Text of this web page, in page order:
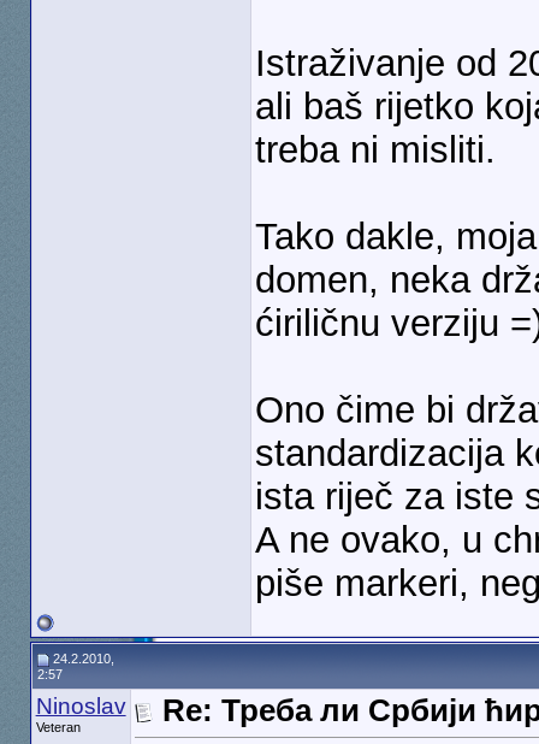
Istraživanje od
ali baš rijetko
treba ni misliti.
Tako dakle,
domen, neka
ćiriličnu verziju
Ono čime bi
standardizacija
ista riječ za iste
A ne ovako, u
piše markeri,
24.2.2010,
2:57
Ninoslav
Veteran
Re: Треба ли Србији